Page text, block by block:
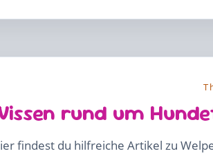
rund um
findest du hilfreiche Artikel zu